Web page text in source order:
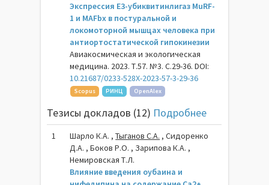
Экспрессия E3-убиквитинлигаз MuRF-
1 и MAFbx в постуральной и
локомоторной мышцах человека при
антиортостатической гипокинезии
Авиакосмическая и экологическая
медицина. 2023. Т.57. №3. С.29-36. DOI:
10.21687/0233-528X-2023-57-3-29-36
Scopus РИНЦ OpenAlex
Тезисы докладов (12) Подробнее
1 Шарло К.А. ,Тыганов С.А. , Сидоренко
Д.А. , Боков Р.О. , Зарипова К.А. ,
Немировская Т.Л.
Влияние введения оубаина и